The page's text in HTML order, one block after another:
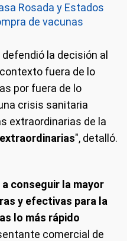
Rosada y Estados
de vacunas
la decisión al
fuera de lo
por fuera de lo
crisis sanitaria
extraordinarias de la
", detalló.
conseguir la mayor
y efectivas para la
lo más rápido
comercial de